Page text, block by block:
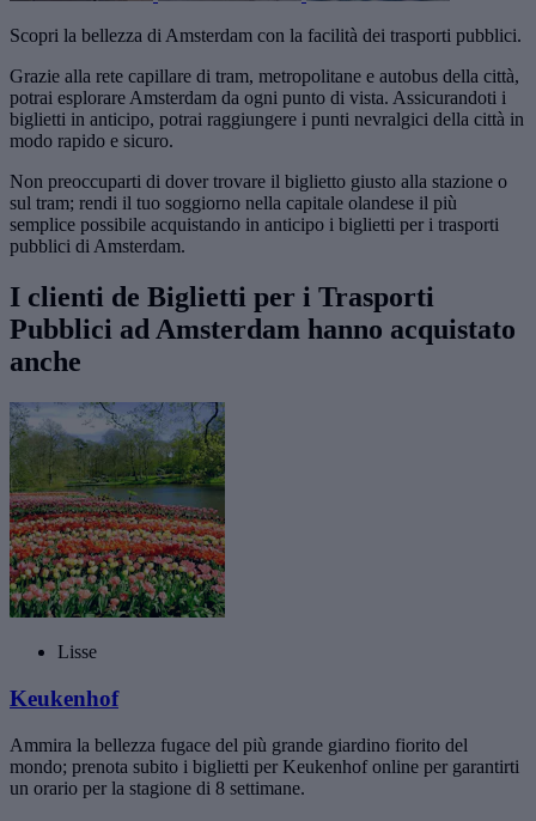
Scopri la bellezza di Amsterdam con la facilità dei trasporti pubblici.
Grazie alla rete capillare di tram, metropolitane e autobus della città,
potrai esplorare Amsterdam da ogni punto di vista. Assicurandoti i
biglietti in anticipo, potrai raggiungere i punti nevralgici della città in
modo rapido e sicuro.
Non preoccuparti di dover trovare il biglietto giusto alla stazione o
sul tram; rendi il tuo soggiorno nella capitale olandese il più
semplice possibile acquistando in anticipo i biglietti per i trasporti
pubblici di Amsterdam.
I clienti de Biglietti per i Trasporti
Pubblici ad Amsterdam hanno acquistato
anche
Lisse
Keukenhof
Ammira la bellezza fugace del più grande giardino fiorito del
mondo; prenota subito i biglietti per Keukenhof online per garantirti
un orario per la stagione di 8 settimane.